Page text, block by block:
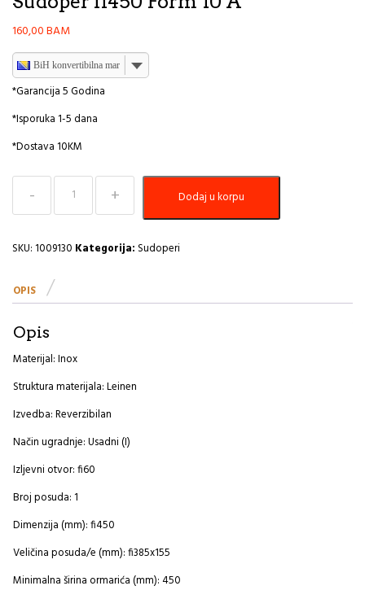
160,00BAM
BiH konvertibilna marka
*Garancija 5 Godina
*Isporuka 1-5 dana
*Dostava 10KM
Sudoper
fi450
Form
A
Dodaj u korpu
SKU: 1009130 Kategorija: Sudoperi
OPIS
Opis
Materijal: Inox
Struktura materijala: Leinen
Izvedba: Reverzibilan
Način ugradnje: Usadni (I)
Izljevni otvor: fi60
Broj posuda: 1
Dimenzija (mm): fi450
Veličina posuda/e (mm): fi385x155
Minimalna širina ormarića (mm): 450